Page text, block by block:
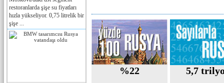
restoranlarda şişe su fiyatları
hızla yükseliyor. 0,75 litrelik bir
şişe ...
%22 5,7